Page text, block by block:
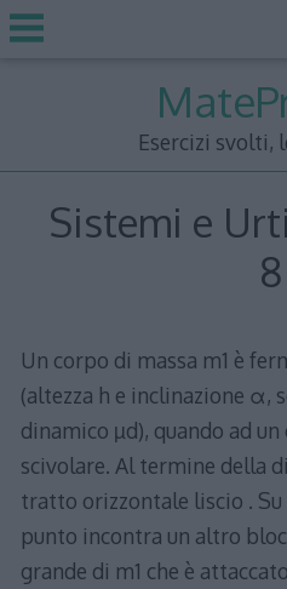
Esercizi svolti,
Sistemi e
8
Un corpo di massa m1 è
(altezza h e inclinazione α,
dinamico µd), quando ad
scivolare. Al termine della
tratto orizzontale liscio .
punto incontra un altro
grande di m1 che è